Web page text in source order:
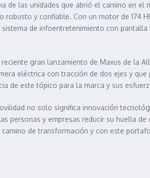
de las unidades que abrió el camino en
robusto y confiable. Con un motor de 174
sistema de infoentretenimiento con
gran lanzamiento de Maxus de la
eléctrica con tracción de dos ejes y
de este tópico para la marca y sus
no solo significa innovación
personas y empresas reducir su huella
de transformación y con este